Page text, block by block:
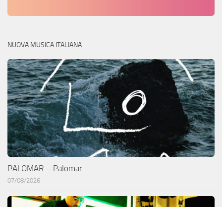
NUOVA MUSICA ITALIANA
PALOMAR – Palomar
07/08/2026